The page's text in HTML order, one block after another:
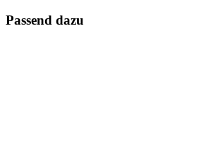
Passend dazu